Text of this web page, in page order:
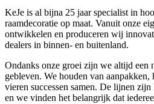
KeJe is al bijna 25 jaar specialist in
raamdecoratie op maat. Vanuit onze
ontwikkelen en produceren wij
dealers in binnen- en buitenland.
Ondanks onze groei zijn we altijd een
gebleven. We houden van
vieren successen samen. De lijnen
en we vinden het belangrijk dat